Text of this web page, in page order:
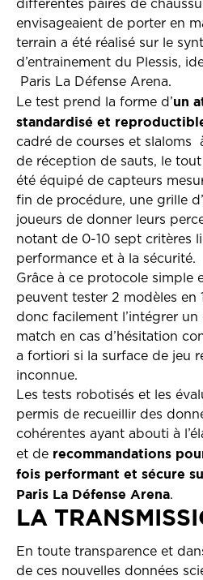
différentes paires de
envisageaient de porter en
terrain a été réalisé sur le
d’entrainement du Plessis,
Paris La Défense Arena.
Le test prend la forme d’un
standardisé et
cadré de courses et slaloms
de réception de sauts, le
été équipé de capteurs
fin de procédure, une grille
joueurs de donner leurs
notant de 0-10 sept critères
performance et à la sécurité.
Grâce à ce protocole simple
peuvent tester 2 modèles en
donc facilement l’intégrer un
match en cas d’hésitation
a fortiori si la surface de jeu
inconnue.
Les tests robotisés et les
permis de recueillir des
cohérentes ayant abouti à
et de recommandations
fois performant et sécure
Paris La Défense Arena.
LA
En toute transparence et
de ces nouvelles données